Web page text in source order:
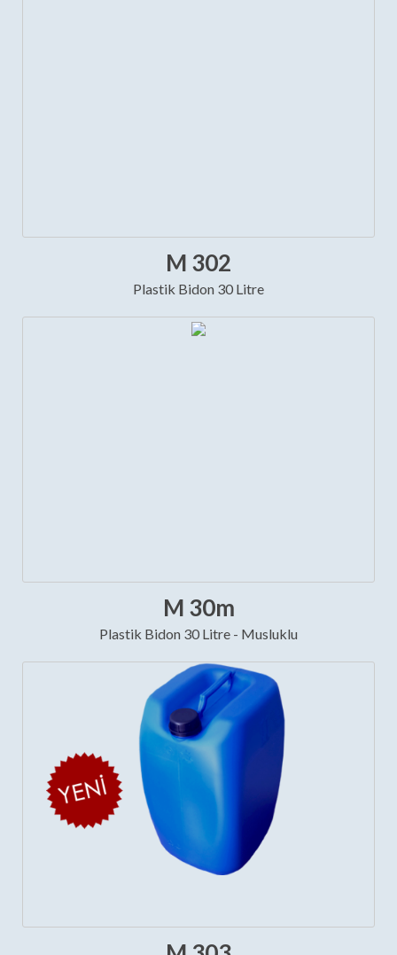
M 302
Plastik Bidon 30 Litre
M 30m
Plastik Bidon 30 Litre - Musluklu